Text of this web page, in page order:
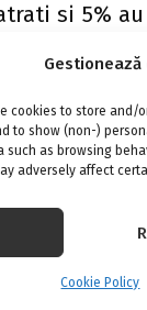
cookies to store and/
to show (non-)
such as browsing
adversely affect
Cookie Policy
si 5%
de 10-20
parte
mai
alte
de
efecte
cu